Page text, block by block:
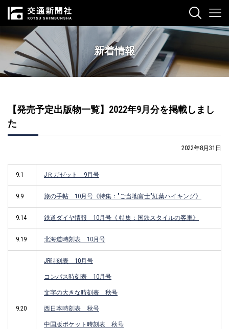
新着情報
【発売予定出版物一覧】2022年9月分を掲載しまし
た
2022年8月31日
9.1 JＲガゼット 9月号
9.9 旅の手帖 10月号《特集："ご当地富士"紅葉ハイキング》
9.14 鉄道ダイヤ情報 10月号《 特集：国鉄スタイルの客車》
9.19 北海道時刻表 10月号
9.20
JR時刻表 10月号
コンパス時刻表 10月号
文字の大きな時刻表 秋号
西日本時刻表 秋号
中国版ポケット時刻表 秋号